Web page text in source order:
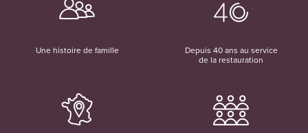
Une histoire de famille
Depuis 40 ans au service
de la restauration